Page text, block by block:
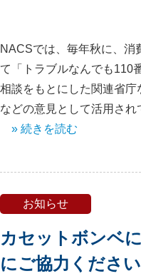
NACSでは、毎年秋に、消
て「トラブルなんでも110
相談をもとにした関連省
などの意見として活用さ
» 続きを読む
お知らせ
カセットボンベ
にご協力ください